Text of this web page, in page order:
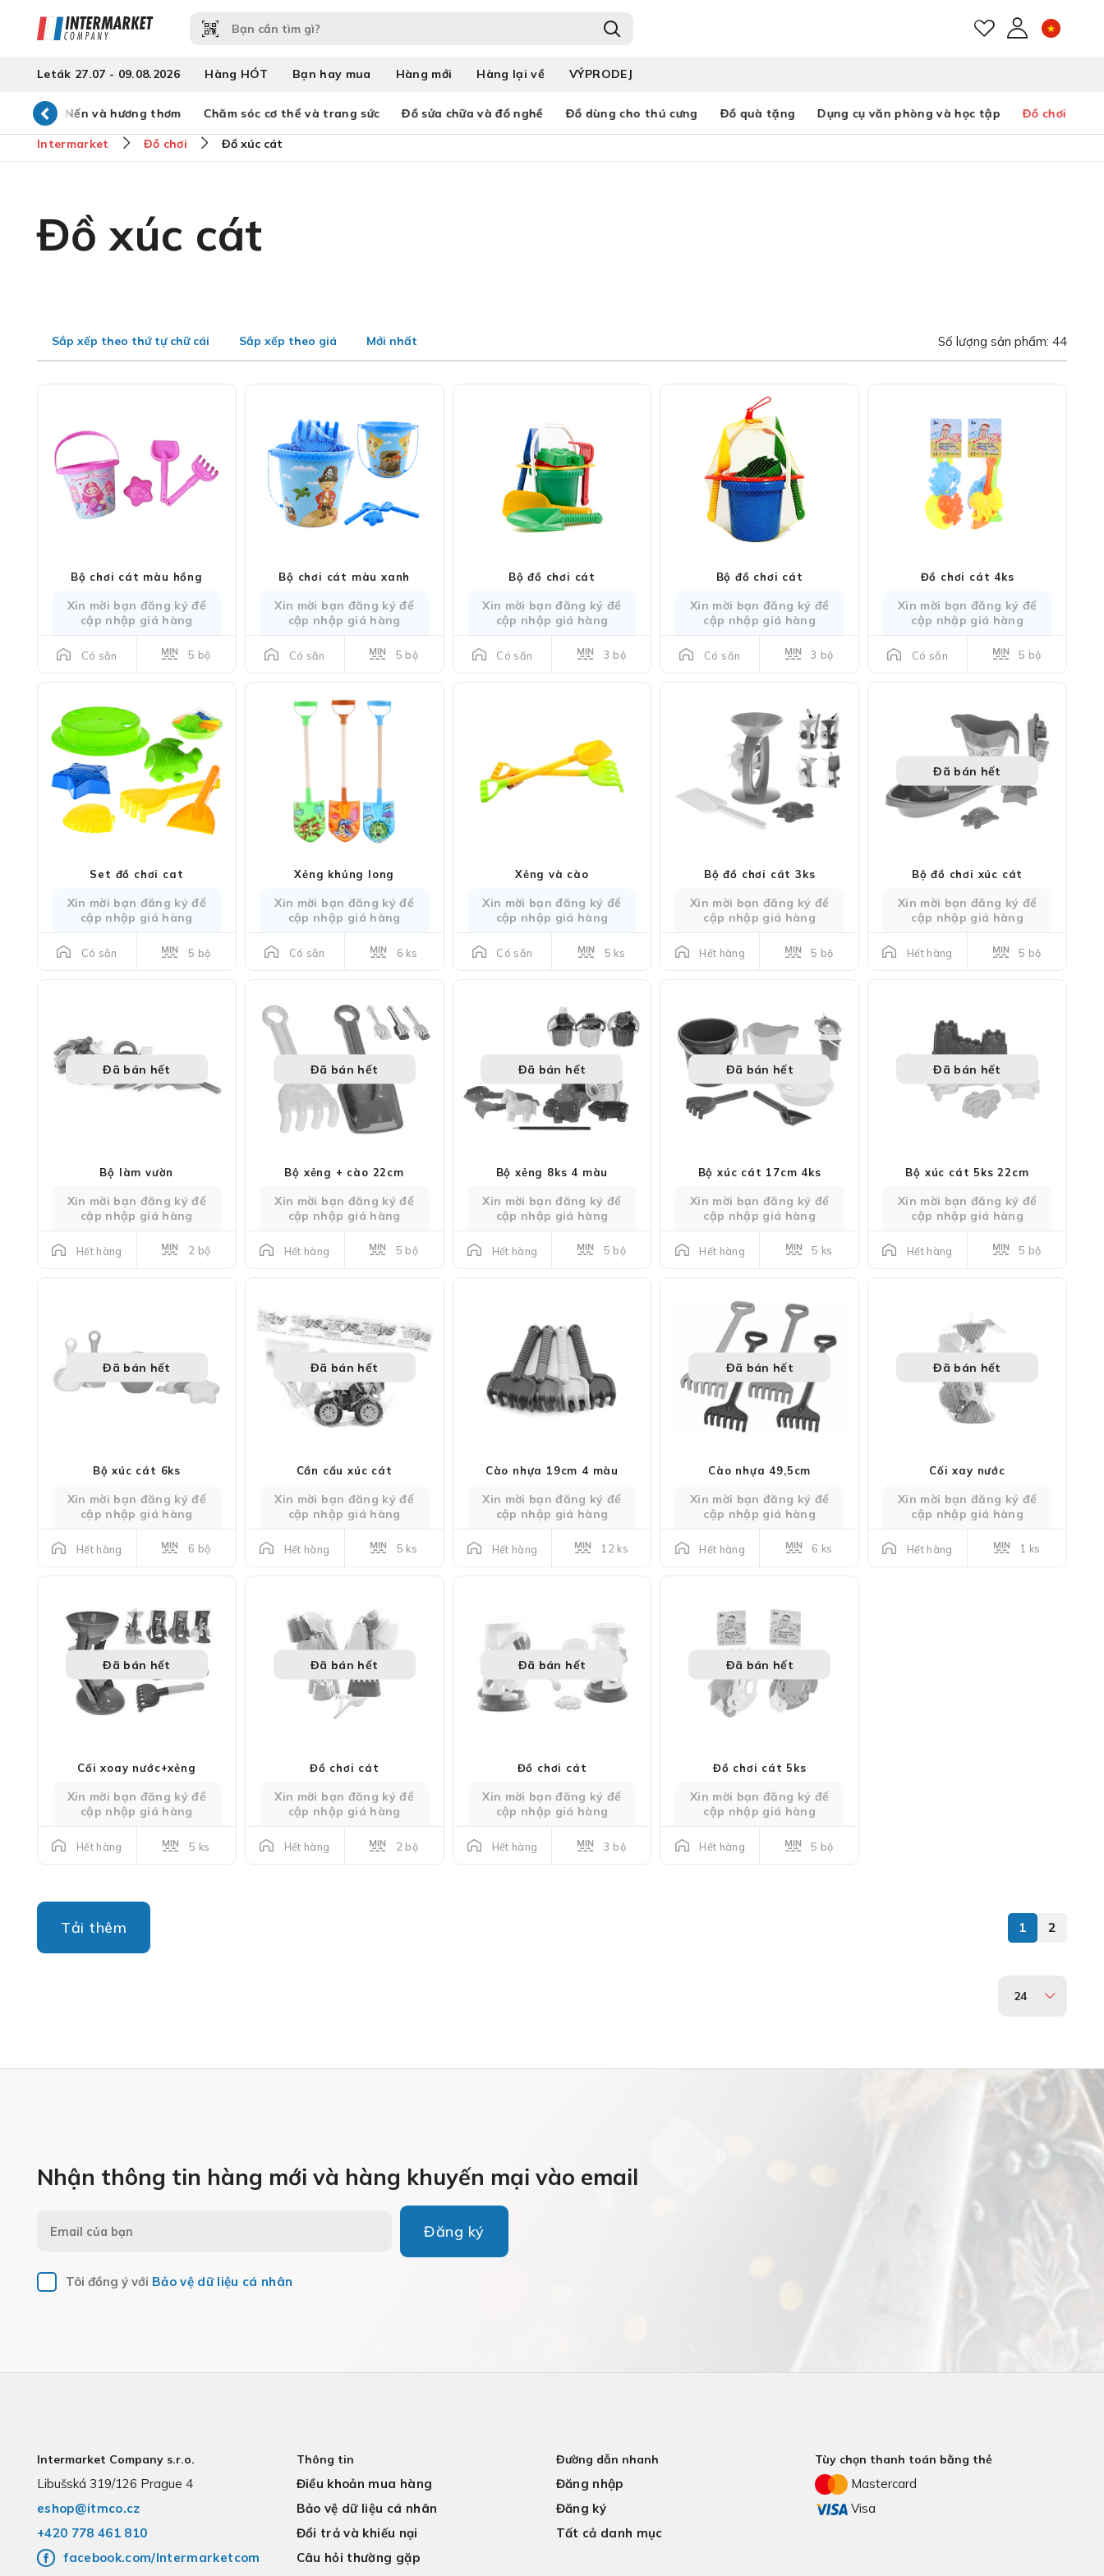
Leták 27.07 - 09.08.2026 Hàng HÓT Bạn hay mua Hàng mới Hàng lại về VÝPRODEJ
đình Nến và hương thơm Chăm sóc cơ thể và trang sức Đồ sửa chữa và đồ nghề Đồ dùng cho thú cưng Đồ quà tặng Dụng cụ văn phòng và học tập Đồ chơi
Intermarket Đồ chơi Đồ xúc cát
Đồ xúc cát
Sắp xếp theo thứ tự chữ cái Sắp xếp theo giá Mới nhất Số lượng sản phẩm: 44
Bộ chơi cát màu hồng
Xin mời bạn đăng ký để
cập nhập giá hàng
Có sẵn 5 bộ
Bộ chơi cát màu xanh
Xin mời bạn đăng ký để
cập nhập giá hàng
Có sẵn 5 bộ
Bộ đồ chơi cát
Xin mời bạn đăng ký để
cập nhập giá hàng
Có sẵn 3 bộ
Bộ đồ chơi cát
Xin mời bạn đăng ký để
cập nhập giá hàng
Có sẵn 3 bộ
Đồ chơi cát 4ks
Xin mời bạn đăng ký để
cập nhập giá hàng
Có sẵn 5 bộ
Set đồ chơi cat
Xin mời bạn đăng ký để
cập nhập giá hàng
Có sẵn 5 bộ
Xẻng khủng long
Xin mời bạn đăng ký để
cập nhập giá hàng
Có sẵn 6 ks
Xẻng và cào
Xin mời bạn đăng ký để
cập nhập giá hàng
Có sẵn 5 ks
Bộ đồ chơi cát 3ks
Xin mời bạn đăng ký để
cập nhập giá hàng
Hết hàng 5 bộ
Đã bán hết
Bộ đồ chơi xúc cát
Xin mời bạn đăng ký để
cập nhập giá hàng
Hết hàng 5 bộ
Đã bán hết
Bộ làm vườn
Xin mời bạn đăng ký để
cập nhập giá hàng
Hết hàng 2 bộ
Đã bán hết
Bộ xẻng + cào 22cm
Xin mời bạn đăng ký để
cập nhập giá hàng
Hết hàng 5 bộ
Đã bán hết
Bộ xẻng 8ks 4 màu
Xin mời bạn đăng ký để
cập nhập giá hàng
Hết hàng 5 bộ
Đã bán hết
Bộ xúc cát 17cm 4ks
Xin mời bạn đăng ký để
cập nhập giá hàng
Hết hàng 5 ks
Đã bán hết
Bộ xúc cát 5ks 22cm
Xin mời bạn đăng ký để
cập nhập giá hàng
Hết hàng 5 bộ
Đã bán hết
Bộ xúc cát 6ks
Xin mời bạn đăng ký để
cập nhập giá hàng
Hết hàng 6 bộ
Đã bán hết
Cần cẩu xúc cát
Xin mời bạn đăng ký để
cập nhập giá hàng
Hết hàng 5 ks
Cào nhựa 19cm 4 màu
Xin mời bạn đăng ký để
cập nhập giá hàng
Hết hàng 12 ks
Đã bán hết
Cào nhựa 49,5cm
Xin mời bạn đăng ký để
cập nhập giá hàng
Hết hàng 6 ks
Đã bán hết
Cối xay nước
Xin mời bạn đăng ký để
cập nhập giá hàng
Hết hàng 1 ks
Đã bán hết
Cối xoay nước+xẻng
Xin mời bạn đăng ký để
cập nhập giá hàng
Hết hàng 5 ks
Đã bán hết
Đồ chơi cát
Xin mời bạn đăng ký để
cập nhập giá hàng
Hết hàng 2 bộ
Đã bán hết
Đồ chơi cát
Xin mời bạn đăng ký để
cập nhập giá hàng
Hết hàng 3 bộ
Đã bán hết
Đồ chơi cát 5ks
Xin mời bạn đăng ký để
cập nhập giá hàng
Hết hàng 5 bộ
Tải thêm 1 2
24
Nhận thông tin hàng mới và hàng khuyến mại vào email
Tôi đồng ý với Bảo vệ dữ liệu cá nhân
Đăng ký
Intermarket Company s.r.o.
Libušská 319/126 Prague 4
eshop@itmco.cz
+420 778 461 810
facebook.com/Intermarketcom
Thông tin
Điều khoản mua hàng
Bảo vệ dữ liệu cá nhân
Đổi trả và khiếu nại
Câu hỏi thường gặp
Đường dẫn nhanh
Đăng nhập
Đăng ký
Tất cả danh mục
Tùy chọn thanh toán bằng thẻ
Mastercard
Visa